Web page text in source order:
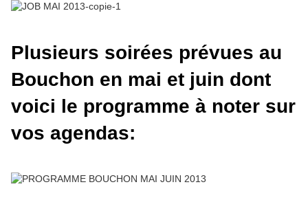
Plusieurs soirées prévues au
Bouchon en mai et juin dont
voici le programme à noter sur
vos agendas: